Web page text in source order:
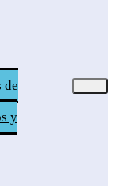
de
y